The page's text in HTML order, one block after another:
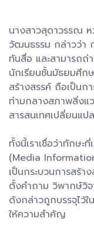
นางสาวสุดาวรรณ
วัฒนธรรม กล่าวว่า ก
ทันสื่อ และสามารถ
นักเรียนชั้นมัธยมศึก
สร้างสรรค์ ถือเป็นก
ท่ามกลางสภาพสิ่งแ
สารสนเทศเปลี่ยนแป
ทั้งนี้เราเชื่อว่าทักษะ
(Media
เป็นกระบวนการสร้า
ตั้งคำถาม วิพากษ์วิ
ดังกล่าวถูกบรรจุไว้
ให้ความสำคัญ